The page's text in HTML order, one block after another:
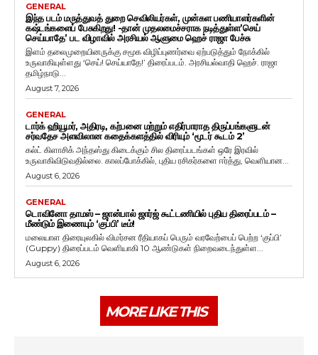
GENERAL
இந்த படம் மருத்துவத் துறை செவிலியர்கள், முன்கள பணியாளர்களின்
கஷ்டங்களைப் பேசுகிறது! -தான் முதலமைச்சராக நடித்துள்ள’செய்
செய்யாதே’ பட விழாவில் அரசியல் ஆளுமை ஹெச் ராஜா பேச்சு
இளம் தலைமுறையினருக்கு சமூக விழிப்புணர்வை ஏற்படுத்தும் நோக்கில்
உருவாகியுள்ளது ‘செய்! செய்யாதே!’ திரைப்படம். அரசியல்வாதி ஹெச். ராஜா
தமிழ்நாடு...
August 7, 2026
GENERAL
டார்க் ஹியூமர், அதிரடி, கற்பனை மற்றும் எதிர்பாராத திருப்பங்களுடன்
சர்வதேச அளவிலான கதைக்களத்தில் விரியும் ‘மூடர் கூடம் 2’
கல்ட் கிளாசிக் அந்தஸ்து கிடைக்கும் சில திரைப்படங்கள் ஒரே இரவில்
உருவாகிவிடுவதில்லை. காலப்போக்கில், புதிய ரசிகர்களை ஈர்த்து, வெளியான...
August 6, 2026
GENERAL
டொவினோ தாமஸ் – ஜான்பால் ஜார்ஜ் கூட்டணியில் புதிய திரைப்படம் –
மீண்டும் இணையும் ‘குப்பி’ டீம்!
மலையாள திரையுலகில் விமர்சன ரீதியாகப் பெரும் வரவேற்பைப் பெற்ற ‘குப்பி’
(Guppy) திரைப்படம் வெளியாகி 10 ஆண்டுகள் நிறைவடைந்துள்ள...
August 6, 2026
MORE LIKE THIS